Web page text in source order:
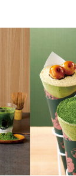
ニュース＆イベント
特集一覧